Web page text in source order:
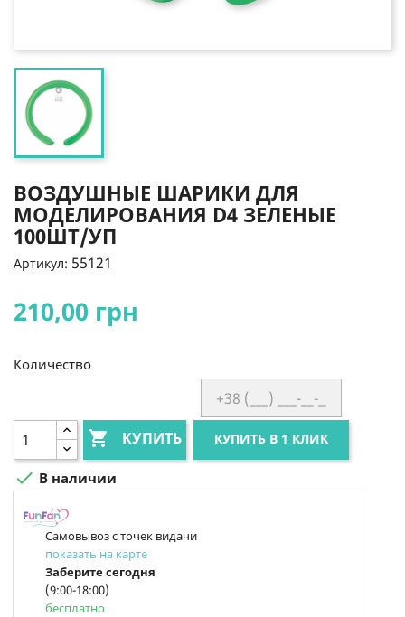
ВОЗДУШНЫЕ ШАРИКИ ДЛЯ
МОДЕЛИРОВАНИЯ D4 ЗЕЛЕНЫЕ
100ШТ/УП
Артикул: 55121
210,00 грн
Количество
 КУПИТЬ КУПИТЬ В 1 КЛИК
 В наличии
Самовывоз с точек видачи
показать на карте
Заберите сегодня
(9:00-18:00)
бесплатно